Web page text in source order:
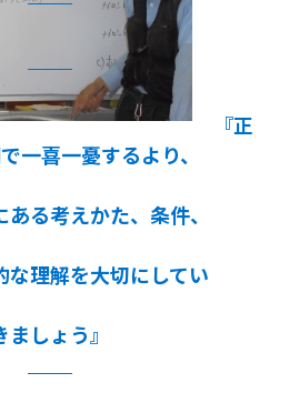
『正
一喜一憂するより、
る考えかた、条件、
な理解を大切にしてい
ましょう』